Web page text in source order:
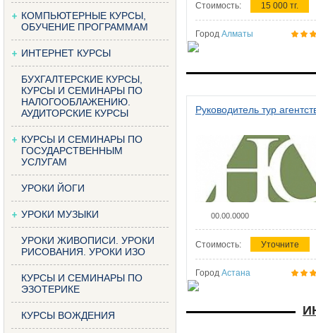
КОМПЬЮТЕРНЫЕ КУРСЫ,
ОБУЧЕНИЕ ПРОГРАММАМ
ИНТЕРНЕТ КУРСЫ
БУХГАЛТЕРСКИЕ КУРСЫ,
КУРСЫ И СЕМИНАРЫ ПО
НАЛОГООБЛАЖЕНИЮ.
АУДИТОРСКИЕ КУРСЫ
КУРСЫ И СЕМИНАРЫ ПО
ГОСУДАРСТВЕННЫМ
УСЛУГАМ
УРОКИ ЙОГИ
УРОКИ МУЗЫКИ
УРОКИ ЖИВОПИСИ. УРОКИ
РИСОВАНИЯ. УРОКИ ИЗО
КУРСЫ И СЕМИНАРЫ ПО
ЭЗОТЕРИКЕ
КУРСЫ ВОЖДЕНИЯ
Стоимость: 15 000 тг.
Город Алматы
Руководитель тур
00.00.0000
Стоимость: Уточните
Город Астана